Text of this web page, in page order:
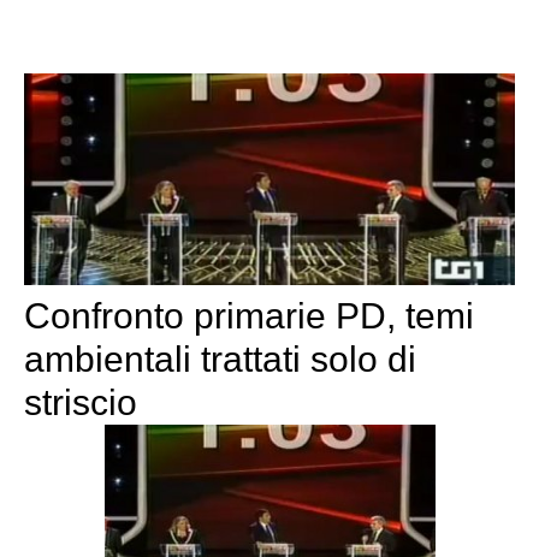
Confronto primarie PD, temi
ambientali trattati solo di
striscio